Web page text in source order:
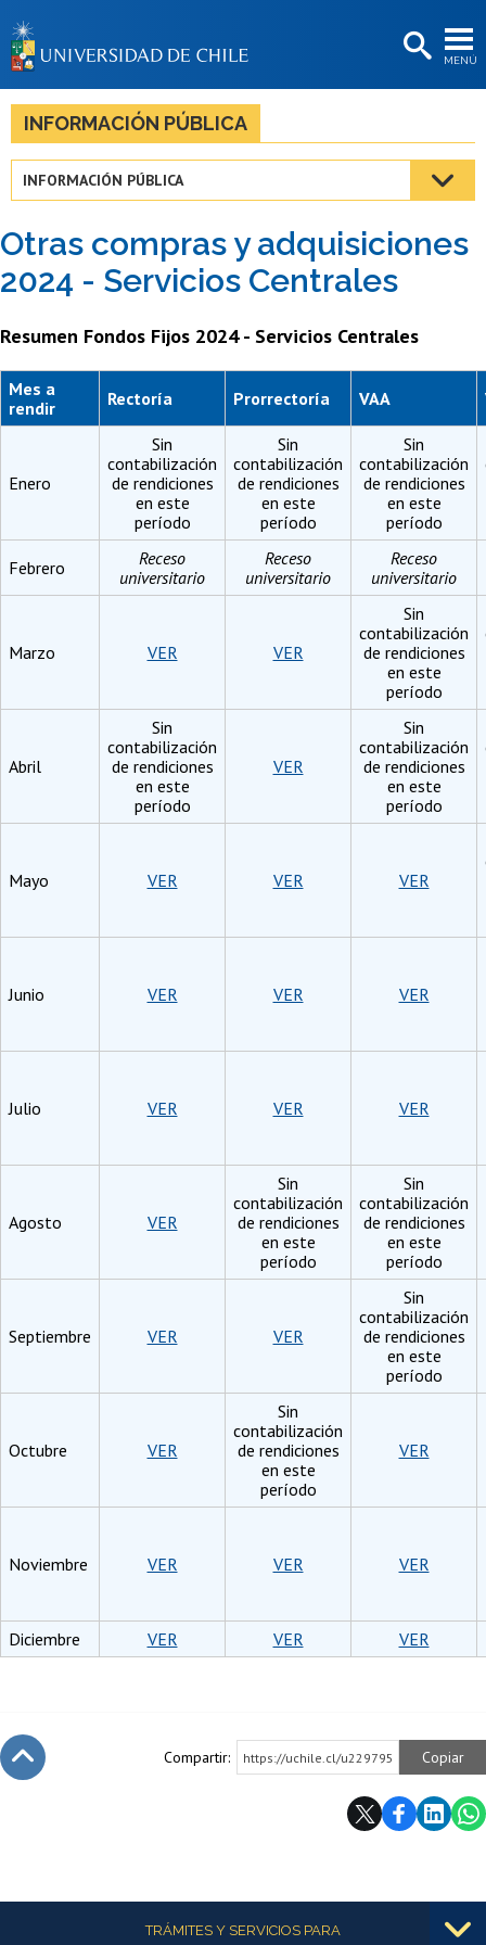
MENÚ
BIBLIOTECAS
LA UNIVERSIDAD
Estudiantes
Académicas/os
Funcionarias/os
Egresadas/os
INFORMACIÓN PÚBLICA
INFORMACIÓN PÚBLICA
Otras compras y adquisiciones
2024 - Servicios Centrales
Resumen Fondos Fijos 2024 - Servicios Centrales
Mes a
rendir
Rectoría Prorrectoría VAA
Enero
Sin
contabilización
de rendiciones
en este
período
Sin
contabilización
de rendiciones
en este
período
Sin
contabilización
de rendiciones
en este
período
Febrero
Receso
universitario
Receso
universitario
Receso
universitario
Marzo VER VER
Sin
contabilización
de rendiciones
en este
período
Abril
Sin
contabilización
de rendiciones
en este
período
VER
Sin
contabilización
de rendiciones
en este
período
Mayo VER VER VER
Junio VER VER VER
Julio VER VER VER
Agosto VER
Sin
contabilización
de rendiciones
en este
período
Sin
contabilización
de rendiciones
en este
período
Septiembre VER VER
Sin
contabilización
de rendiciones
en este
período
Octubre VER
Sin
contabilización
de rendiciones
en este
período
VER
Noviembre VER VER VER
Diciembre VER VER VER
Compartir: https://uchile.cl/u229795 Copiar
Más informaciónTRÁMITES Y SERVICIOS PARA